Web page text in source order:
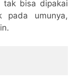
tak bisa dipakai
pada umunya,